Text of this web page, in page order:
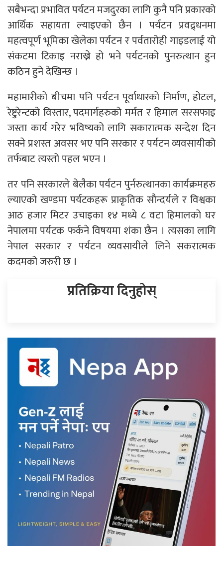
सबैभन्दा प्रभावित पर्यटन मजदुरका लागि कुनै पनि प्रकारको
आर्थिक सहायता ल्याइएको छैन । पर्यटन प्रवद्र्धनमा
महत्वपूर्ण भूमिका खेलेका पर्यटन र पर्वतारोही गाइडलाई यो
संकटमा टिकाइ नराख्ने हो भने पर्यटनको पुनरुत्थान हुन
कठिन हुने देखिन्छ ।
महामारीको बीचमा पनि पर्यटन पूर्वाधारको निर्माण, होटल,
रेष्टुरेन्टको विस्तार, पदमार्गहरुको मर्मत र हिमाल सरसफाइ
जस्ता कार्य गरेर भविष्यको लागि सकारात्मक सन्देश दिन
सक्ने प्रशस्त अवसर भए पनि सरकार र पर्यटन व्यवसायीको
तर्फबाट त्यस्तो पहल भएन ।
तर पनि सरकारले बेलैका पर्यटन पुर्नरुत्थानका कार्यक्रमहरु
ल्याएको खण्डमा पर्यटकहरू प्राकृतिक सौन्दर्यले र विश्वका
आठ हजार मिटर उचाइका १४ मध्ये ८ वटा हिमालको घर
नेपालमा पर्यटक फर्कने विषयमा शंका छैन । त्यसका लागि
नेपाल सरकार र पर्यटन व्यवसायीले लिने सकरात्मक
कदमको जरुरी छ ।
प्रतिक्रिया दिनुहोस्